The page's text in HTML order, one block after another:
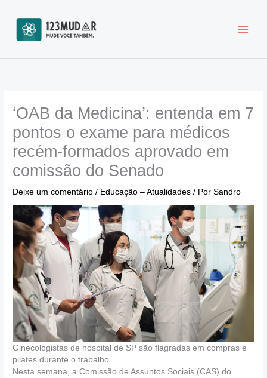
para
conteúdo
‘OAB da Medicina’: entenda em 7
pontos o exame para médicos
recém-formados aprovado em
comissão do Senado
Deixe um comentário / Educação – Atualidades / PorSandro
Ginecologistas de hospital de SP são flagradas em compras e
pilates durante o trabalho
Nesta semana, a Comissão de Assuntos Sociais (CAS) do